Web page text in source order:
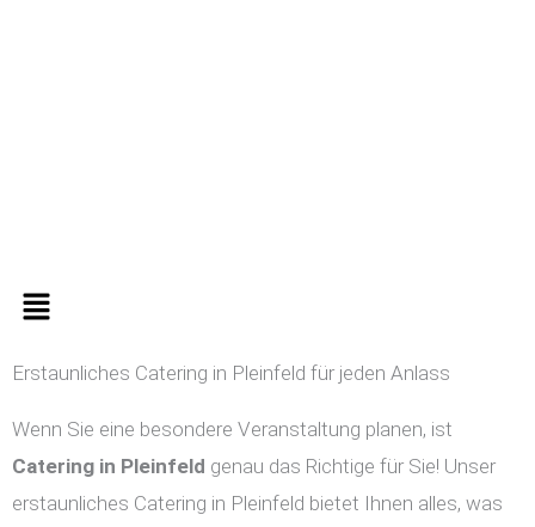
Menü
Erstaunliches Catering in Pleinfeld für jeden Anlass
Wenn Sie eine besondere Veranstaltung planen, ist
Catering in Pleinfeld genau das Richtige für Sie! Unser
erstaunliches Catering in Pleinfeld bietet Ihnen alles, was